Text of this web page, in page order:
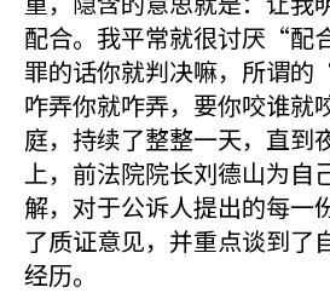
配合。我平常就很讨厌“配
罪的话你就判决嘛，所谓
咋弄你就咋弄，要你咬谁就
庭，持续了整整一天，直到
上，前法院院长刘德山为自
解，对于公诉人提出的每一
了质证意见，并重点谈到了
经历。